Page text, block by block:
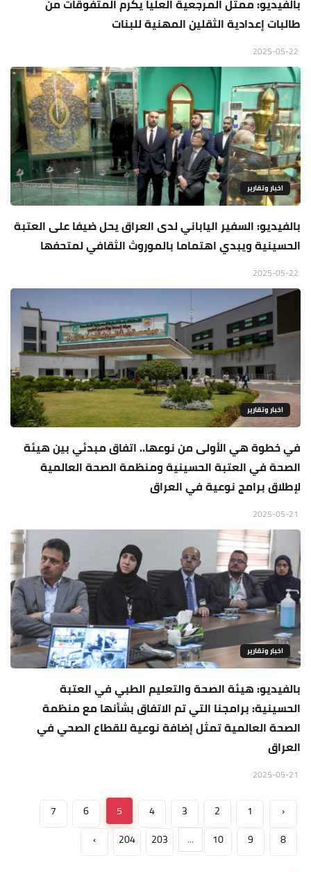
بالفيديو: ممثل المرجعية العليا يكرم المتفوقات من
طالبات إعدادية الثقلين المهنية للبنات
اخبار وتقارير
بالفيديو: السفير الياباني لدى العراق يحل ضيفا على العتبة
الحسينية ويبدي اهتماما بالموروث الثقافي لمتحفها
اخبار وتقارير
في خطوة هي الأولى من نوعها.. اتفاق مبدئي بين هيئة
الصحة في العتبة الحسينية ومنظمة الصحة العالمية
لإطلاق برامج نوعية في العراق
اخبار وتقارير
بالفيديو: هيئة الصحة والتعليم الطبي في العتبة
الحسينية: برامجنا التي تم الاتفاق بشأنها مع منظمة
الصحة العالمية تمثل إضافة نوعية للقطاع الصحي في
العراق
‹
1
2
3
4
5
6
7
8
9
10
...
203
204
›